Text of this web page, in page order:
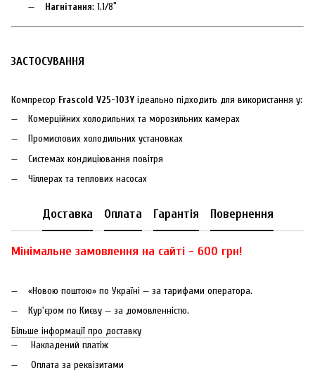
Нагнітання: 1.1/8″
ЗАСТОСУВАННЯ
Компресор Frascold V25-103Y ідеально підходить для використання у:
Комерційних холодильних та морозильних камерах
Промислових холодильних установках
Системах кондиціювання повітря
Чіллерах та теплових насосах
Доставка Оплата Гарантія Повернення
Мінімальне замовлення на сайті - 600 грн!
«Новою поштою» по Україні — за тарифами оператора.
Кур'єром по Києву — за домовленністю.
Більше інформації про доставку
Накладений платіж
Оплата за реквізитами